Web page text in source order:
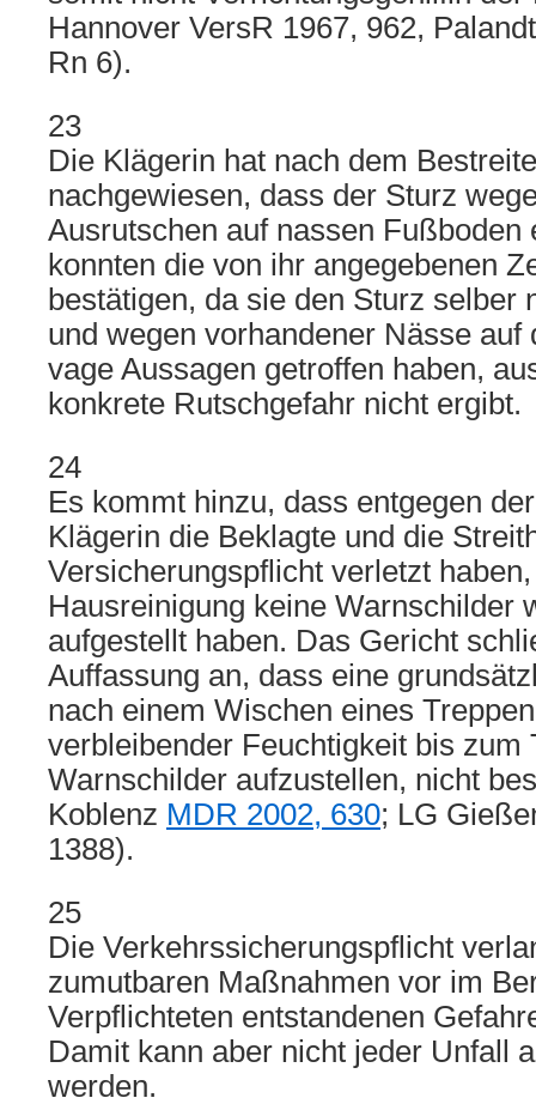
Hannover VersR 1967, 962,
Rn 6).
23
Die Klägerin hat nach dem
nachgewiesen, dass der Sturz
Ausrutschen auf nassen Fußboden
konnten die von ihr angegebenen
bestätigen, da sie den Sturz selber
und wegen vorhandener Nässe auf
vage Aussagen getroffen haben,
konkrete Rutschgefahr nicht ergibt.
24
Es kommt hinzu, dass entgegen
Klägerin die Beklagte und die
Versicherungspflicht verletzt
Hausreinigung keine Warnschilder
aufgestellt haben. Das Gericht
Auffassung an, dass eine
nach einem Wischen eines
verbleibender Feuchtigkeit bis zum
Warnschilder aufzustellen, nicht
Koblenz MDR 2002, 630; LG
1388).
25
Die Verkehrssicherungspflicht
zumutbaren Maßnahmen vor im
Verpflichteten entstandenen
Damit kann aber nicht jeder Unfall
werden.